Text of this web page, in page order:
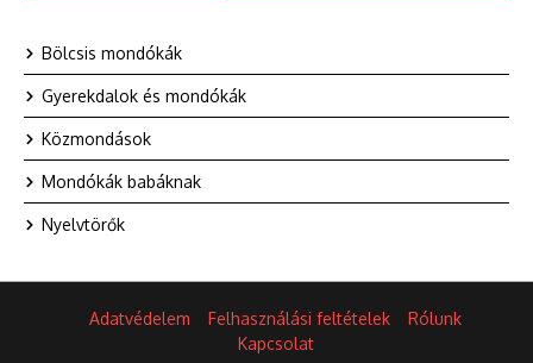
Bölcsis mondókák
Gyerekdalok és mondókák
Közmondások
Mondókák babáknak
Nyelvtörők
Adatvédelem Felhasználási feltételek
Rólunk
Kapcsolat